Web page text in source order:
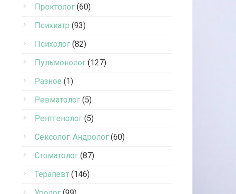
Проктолог (60)
Психиатр (93)
Психолог (82)
Пульмонолог (127)
Разное (1)
Ревматолог (5)
Рентгенолог (5)
Сексолог-Андролог (60)
Стоматолог (87)
Терапевт (146)